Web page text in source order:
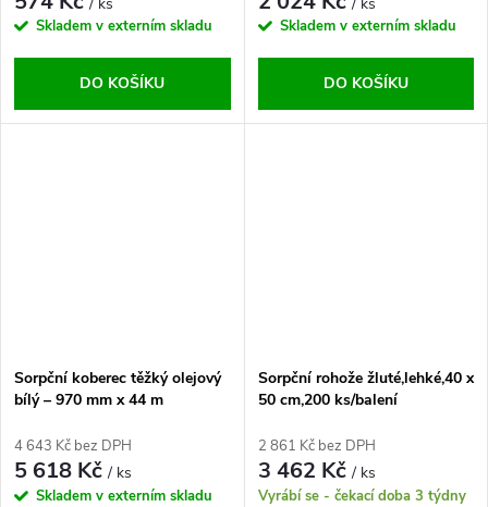
Skladem v externím skladu
DO KOŠÍKU
Skladem v externím skladu
DO KOŠÍKU
Sorpční koberec těžký olejový
bílý – 970 mm x 44 m
4 643 Kč bez DPH
5 618 Kč/ ks
Skladem v externím skladu
Sorpční rohože žluté,lehké,40 x
50 cm,200 ks/balení
2 861 Kč bez DPH
3 462 Kč/ ks
Vyrábí se - čekací doba 3 týdny